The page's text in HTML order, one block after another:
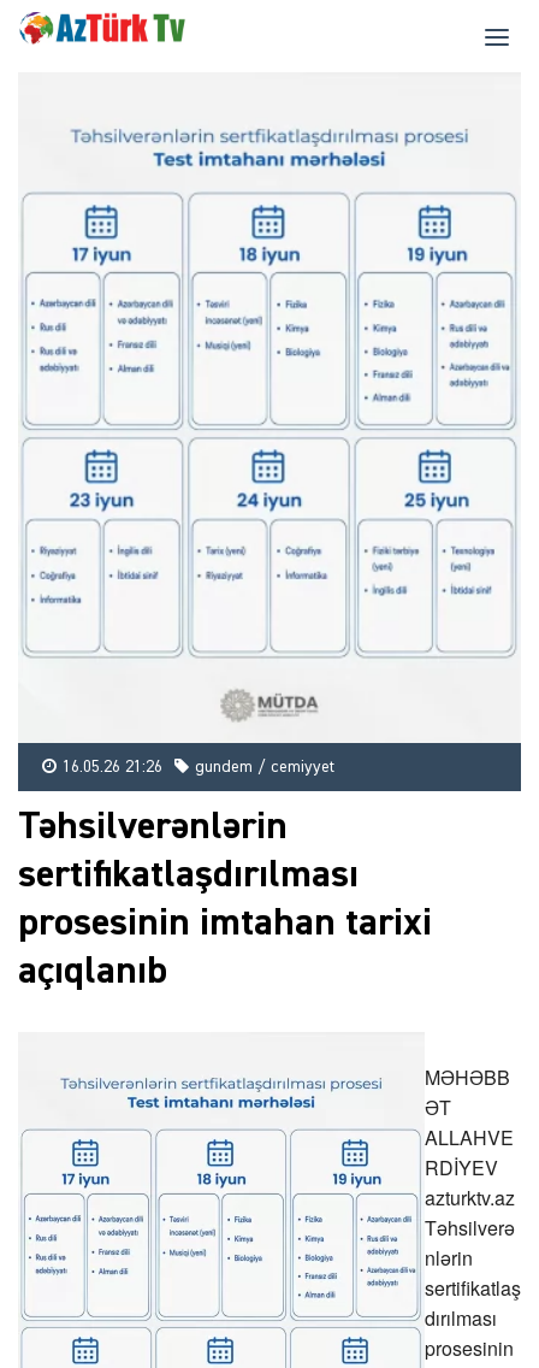
16.05.26 21:26 gundem / cemiyyet
Təhsilverənlərin
sertifikatlaşdırılması
prosesinin imtahan tarixi
açıqlanıb
MƏHƏBB
ƏT
ALLAHVE
RDİYEV
azturktv.az
Təhsilverə
nlərin
sertifikatlaş
dırılması
prosesinin